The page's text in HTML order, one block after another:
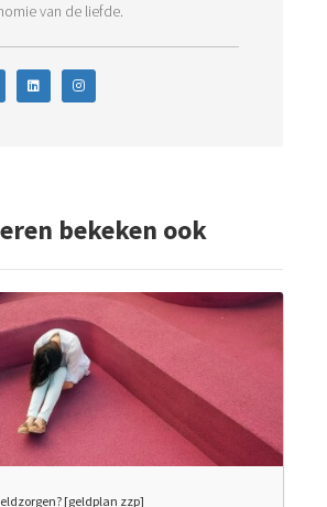
van de liefde.
bekeken ook
[geldplan zzp]